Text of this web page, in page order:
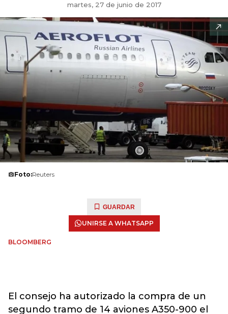
martes, 27 de junio de 2017
Foto:Reuters
GUARDAR
UNIRSE A WHATSAPP
BLOOMBERG
El consejo ha autorizado la compra de un
segundo tramo de 14 aviones A350-900 el